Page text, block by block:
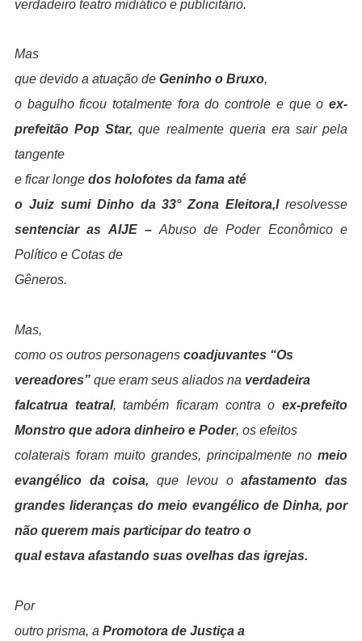
verdadeiro teatro midiático e publicitário.
Mas
que devido a atuação de Geninho o Bruxo,
o bagulho ficou totalmente fora do controle e que oex-
prefeitão Pop Star, que realmente queria era sair pela
tangente
e ficar longe dos holofotes da fama até
o Juiz sumi Dinho da 33° Zona Eleitora,lresolvesse
sentenciar as AIJE – Abuso de Poder Econômico e
Político e Cotas de
Gêneros.
Mas,
como os outros personagens coadjuvantes “Os
vereadores” que eram seus aliados na verdadeira
falcatrua teatral, também ficaram contra oex-prefeito
Monstro que adora dinheiro e Poder, os efeitos
colaterais foram muito grandes, principalmente nomeio
evangélico da coisa,que levou oafastamento das
grandes lideranças do meio evangélico de Dinha, por
não querem mais participar do teatro o
qual estava afastando suas ovelhas das igrejas.
Por
outro prisma, a Promotora de Justiça a